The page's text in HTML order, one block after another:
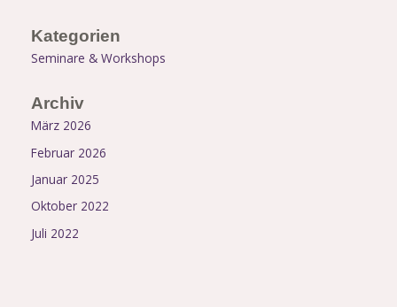
Kategorien
Seminare & Workshops
Archiv
März 2026
Februar 2026
Januar 2025
Oktober 2022
Juli 2022